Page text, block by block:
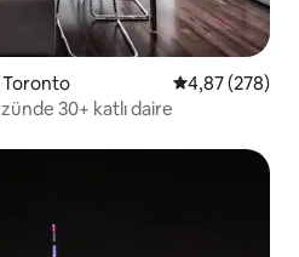
5 üzerinden
4,87 (278)
30+ katlı daire